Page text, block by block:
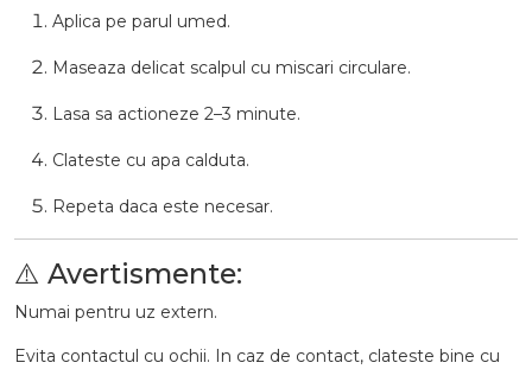
Aplica pe parul umed.
Maseaza delicat scalpul cu miscari circulare.
Lasa sa actioneze 2–3 minute.
Clateste cu apa calduta.
Repeta daca este necesar.
⚠️ Avertismente:
Numai pentru uz extern.
Evita contactul cu ochii. In caz de contact, clateste bine cu